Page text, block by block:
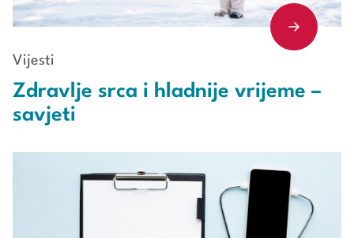
Vijesti
Zdravlje srca i hladnije vrijeme –
savjeti